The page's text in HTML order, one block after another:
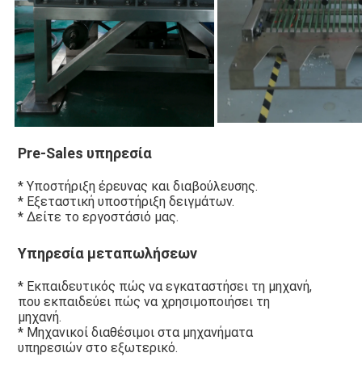
Pre-Sales υπηρεσία
* Υποστήριξη έρευνας και διαβούλευσης.
* Εξεταστική υποστήριξη δειγμάτων.
* Δείτε το εργοστάσιό μας.
Υπηρεσία μεταπωλήσεων
* Εκπαιδευτικός πώς να εγκαταστήσει τη μηχανή,
που εκπαιδεύει πώς να χρησιμοποιήσει τη
μηχανή.
* Μηχανικοί διαθέσιμοι στα μηχανήματα
υπηρεσιών στο εξωτερικό.